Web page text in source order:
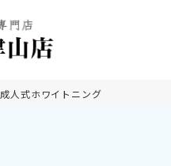
成人式ホワイトニング